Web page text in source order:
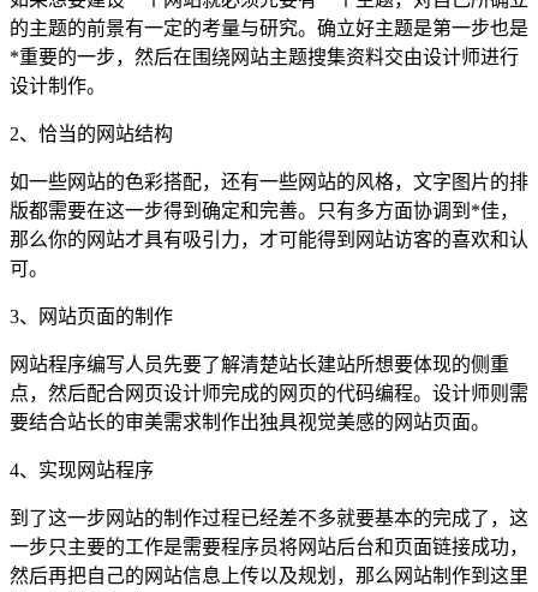
的主题的前景有一定的考量与研究。确立好主题是第一步也是
*重要的一步，然后在围绕网站主题搜集资料交由设计师进行
设计制作。
2、恰当的网站结构
如一些网站的色彩搭配，还有一些网站的风格，文字图片的排
版都需要在这一步得到确定和完善。只有多方面协调到*佳，
那么你的网站才具有吸引力，才可能得到网站访客的喜欢和认
可。
3、网站页面的制作
网站程序编写人员先要了解清楚站长建站所想要体现的侧重
点，然后配合网页设计师完成的网页的代码编程。设计师则需
要结合站长的审美需求制作出独具视觉美感的网站页面。
4、实现网站程序
到了这一步网站的制作过程已经差不多就要基本的完成了，这
一步只主要的工作是需要程序员将网站后台和页面链接成功，
然后再把自己的网站信息上传以及规划，那么网站制作到这里